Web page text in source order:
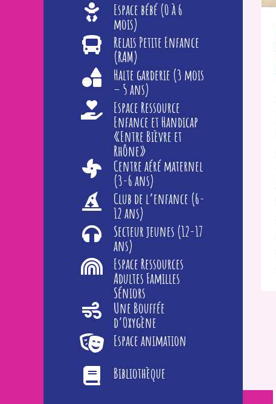
Espace bébé (0 à 6
mois)
Relais Petite Enfance
(RAM)
Halte garderie (3 mois
– 5 ans)
Espace Ressource
Enfance et Handicap
«Entre Bièvre et
Rhône»
Centre aéré maternel
(3-6 ans)
Club de l’enfance (6-
12 ans)
Secteur jeunes (12-17
ans)
Espace Ressources
Adultes Familles
Séniors
Une Bouffée
d’Oxygène
Espace animation
Bibliothèque